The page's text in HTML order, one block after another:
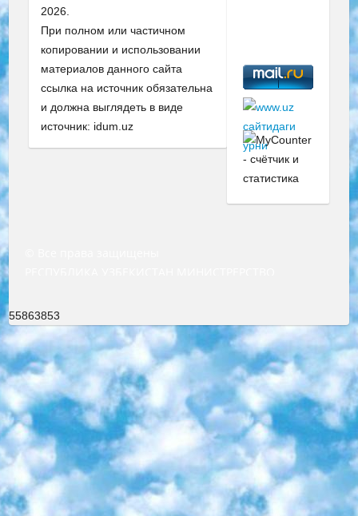
2026.
При полном или частичном
копировании и использовании
материалов данного сайта
ссылка на источник обязательна
и должна выглядеть в виде
источник: idum.uz
55863853